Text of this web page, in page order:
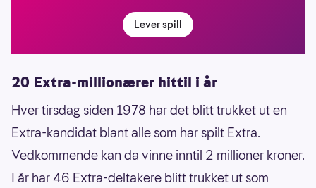
Lever spill
20 Extra-millionærer hittil i år
Hver tirsdag siden 1978 har det blitt trukket ut en
Extra-kandidat blant alle som har spilt Extra.
Vedkommende kan da vinne inntil 2 millioner kroner.
I år har 46 Extra-deltakere blitt trukket ut som